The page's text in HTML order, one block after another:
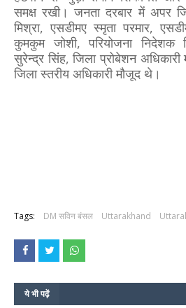
समक्ष रखी। जनता दरबार में अपर
मिश्रा, एसडीमए स्मृता परमार,
कुमकुम जोशी, परियोजना निदेशक
सुरेन्द्र सिंह, जिला प्रोबेशन अधिकारी
जिला स्तरीय अधिकारी मौजूद थे।
Tags: DM सविन बंसल Uttarakhand
ये भी पढ़ें